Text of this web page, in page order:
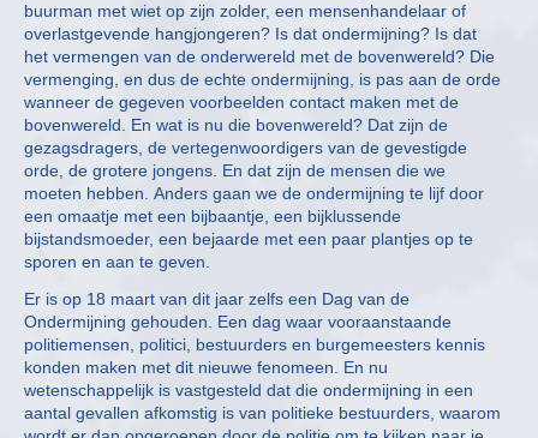
buurman met wiet op zijn zolder, een mensenhandelaar of
overlastgevende hangjongeren? Is dat ondermijning? Is dat
het vermengen van de onderwereld met de bovenwereld? Die
vermenging, en dus de echte ondermijning, is pas aan de orde
wanneer de gegeven voorbeelden contact maken met de
bovenwereld. En wat is nu die bovenwereld? Dat zijn de
gezagsdragers, de vertegenwoordigers van de gevestigde
orde, de grotere jongens. En dat zijn de mensen die we
moeten hebben. Anders gaan we de ondermijning te lijf door
een omaatje met een bijbaantje, een bijklussende
bijstandsmoeder, een bejaarde met een paar plantjes op te
sporen en aan te geven.
Er is op 18 maart van dit jaar zelfs een Dag van de
Ondermijning gehouden. Een dag waar vooraanstaande
politiemensen, politici, bestuurders en burgemeesters kennis
konden maken met dit nieuwe fenomeen. En nu
wetenschappelijk is vastgesteld dat die ondermijning in een
aantal gevallen afkomstig is van politieke bestuurders, waarom